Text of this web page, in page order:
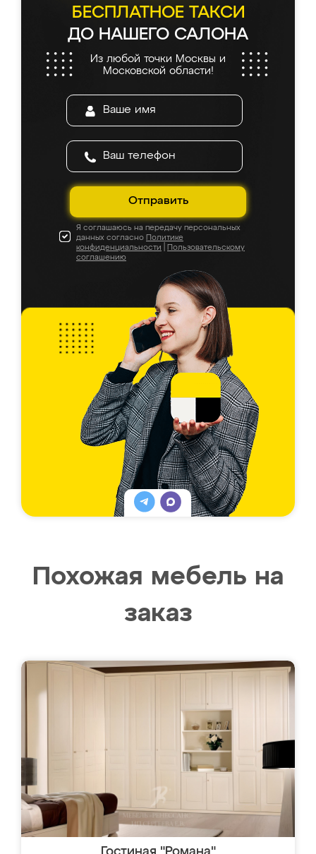
БЕСПЛАТНОЕ ТАКСИ
ДО НАШЕГО САЛОНА
Из любой точки Москвы и
Московской области!
Отправить
Я соглашаюсь на передачу персональных
данных согласно Политике
конфиденциальности
Пользовательскому
соглашению
Похожая мебель на
заказ